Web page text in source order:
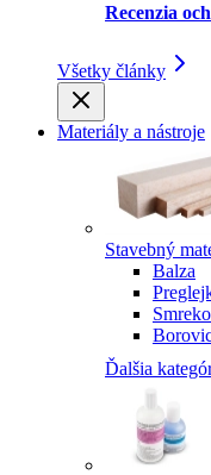
Recenzia
Všetky články
Materiály a nástroje
Stavebný
Balza
Ďalšia